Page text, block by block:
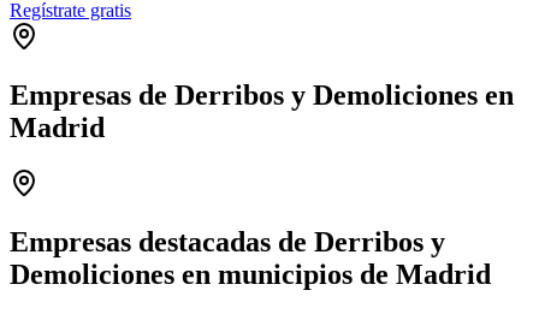
Regístrate gratis
Empresas de Derribos y Demoliciones en
Madrid
−
Empresas destacadas de Derribos y
Demoliciones en municipios de Madrid